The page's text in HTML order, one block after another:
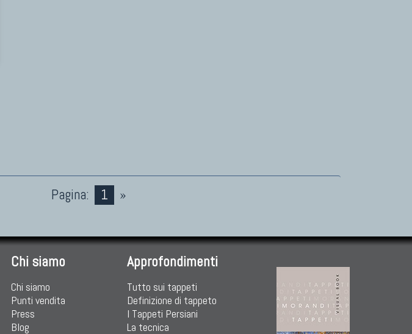
Pagina: 1 »
Chi siamo
Chi siamo
Punti vendita
Press
Blog
Approfondimenti
Tutto sui tappeti
Definizione di tappeto
I Tappeti Persiani
La tecnica